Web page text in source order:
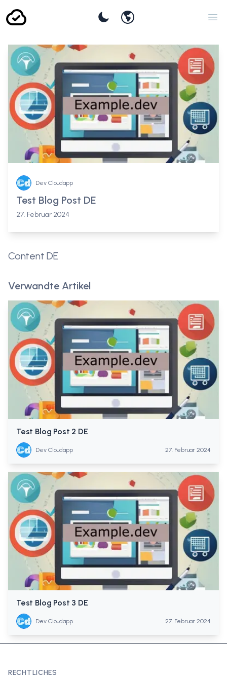
Set Themeuser.languageswitcher
Dev Cloudapp
Test Blog Post DE
27. Februar 2024
Content DE
Verwandte Artikel
Test Blog Post 2 DE
Dev Cloudapp 27. Februar 2024
Test Blog Post 3 DE
Dev Cloudapp 27. Februar 2024
RECHTLICHES